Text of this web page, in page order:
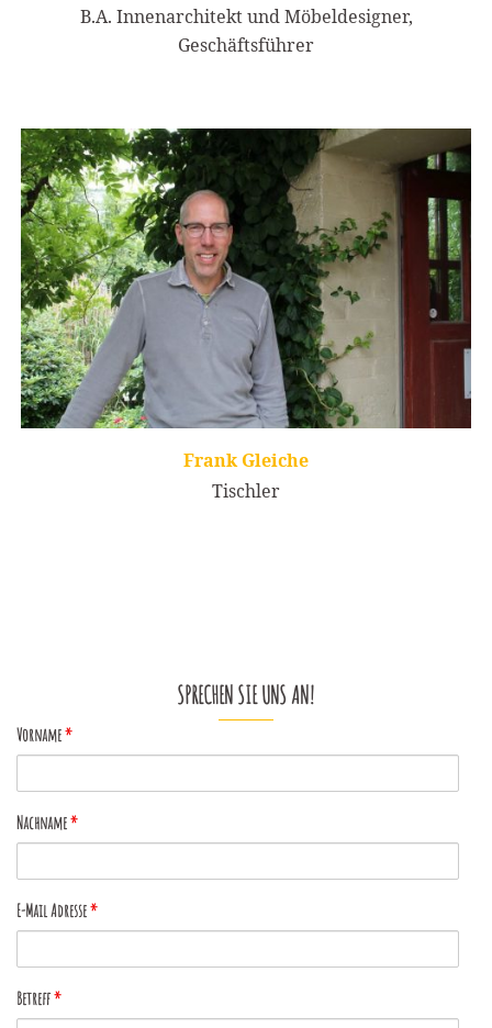
B.A. Innenarchitekt und Möbeldesigner,
Geschäftsführer
Frank Gleiche
Tischler
SPRECHEN SIE UNS AN!
Vorname*
Nachname*
E-Mail Adresse*
Betreff*